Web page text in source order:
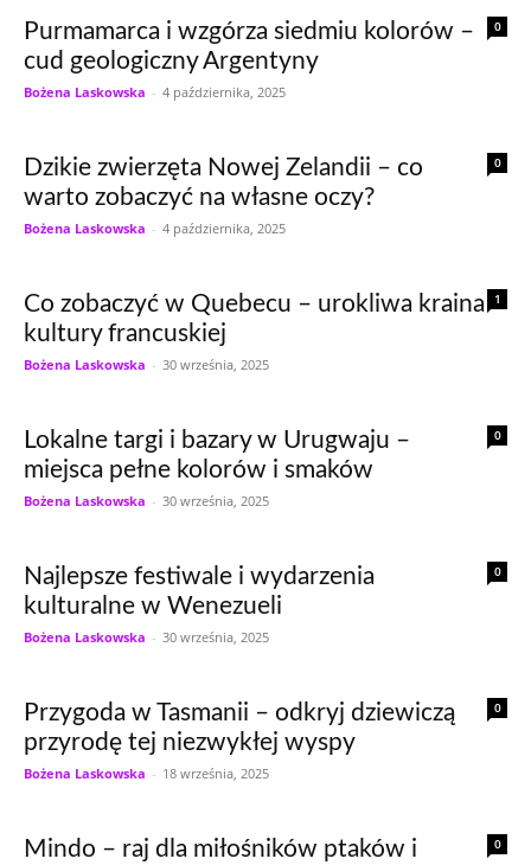
0
Purmamarca i wzgórza siedmiu kolorów –
cud geologiczny Argentyny
Bożena Laskowska - 4 października, 2025
0
Dzikie zwierzęta Nowej Zelandii – co
warto zobaczyć na własne oczy?
Bożena Laskowska - 4 października, 2025
1
Co zobaczyć w Quebecu – urokliwa kraina
kultury francuskiej
Bożena Laskowska - 30 września, 2025
0
Lokalne targi i bazary w Urugwaju –
miejsca pełne kolorów i smaków
Bożena Laskowska - 30 września, 2025
0
Najlepsze festiwale i wydarzenia
kulturalne w Wenezueli
Bożena Laskowska - 30 września, 2025
0
Przygoda w Tasmanii – odkryj dziewiczą
przyrodę tej niezwykłej wyspy
Bożena Laskowska - 18 września, 2025
0
Mindo – raj dla miłośników ptaków i